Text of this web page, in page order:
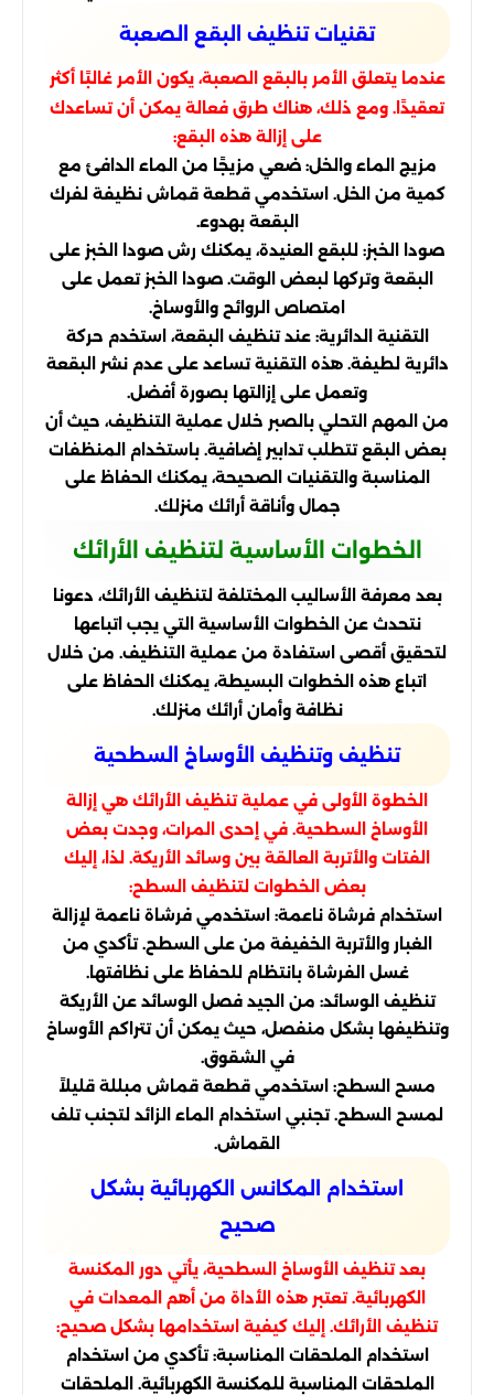
تقنيات تنظيف البقع الصعبة
عندما يتعلق الأمر بالبقع الصعبة، يكون الأمر غالبًا أكثر
تعقيدًا. ومع ذلك، هناك طرق فعالة يمكن أن تساعدك
على إزالة هذه البقع:
مزيج الماء والخل: ضعي مزيجًا من الماء الدافئ مع
كمية من الخل. استخدمي قطعة قماش نظيفة لفرك
البقعة بهدوء.
صودا الخبز: للبقع العنيدة، يمكنك رش صودا الخبز على
البقعة وتركها لبعض الوقت. صودا الخبز تعمل على
امتصاص الروائح والأوساخ.
التقنية الدائرية: عند تنظيف البقعة، استخدم حركة
دائرية لطيفة. هذه التقنية تساعد على عدم نشر البقعة
وتعمل على إزالتها بصورة أفضل.
من المهم التحلي بالصبر خلال عملية التنظيف، حيث أن
بعض البقع تتطلب تدابير إضافية. باستخدام المنظفات
المناسبة والتقنيات الصحيحة، يمكنك الحفاظ على
جمال وأناقة أرائك منزلك.
الخطوات الأساسية لتنظيف الأرائك
بعد معرفة الأساليب المختلفة لتنظيف الأرائك، دعونا
نتحدث عن الخطوات الأساسية التي يجب اتباعها
لتحقيق أقصى استفادة من عملية التنظيف. من خلال
اتباع هذه الخطوات البسيطة، يمكنك الحفاظ على
نظافة وأمان أرائك منزلك.
تنظيف وتنظيف الأوساخ السطحية
الخطوة الأولى في عملية تنظيف الأرائك هي إزالة
الأوساخ السطحية. في إحدى المرات، وجدت بعض
الفتات والأتربة العالقة بين وسائد الأريكة. لذا، إليك
بعض الخطوات لتنظيف السطح:
استخدام فرشاة ناعمة: استخدمي فرشاة ناعمة لإزالة
الغبار والأتربة الخفيفة من على السطح. تأكدي من
غسل الفرشاة بانتظام للحفاظ على نظافتها.
تنظيف الوسائد: من الجيد فصل الوسائد عن الأريكة
وتنظيفها بشكل منفصل، حيث يمكن أن تتراكم الأوساخ
في الشقوق.
مسح السطح: استخدمي قطعة قماش مبللة قليلاً
لمسح السطح. تجنبي استخدام الماء الزائد لتجنب تلف
القماش.
استخدام المكانس الكهربائية بشكل
صحيح
بعد تنظيف الأوساخ السطحية، يأتي دور المكنسة
الكهربائية. تعتبر هذه الأداة من أهم المعدات في
تنظيف الأرائك. إليك كيفية استخدامها بشكل صحيح:
استخدام الملحقات المناسبة: تأكدي من استخدام
الملحقات المناسبة للمكنسة الكهربائية. الملحقات